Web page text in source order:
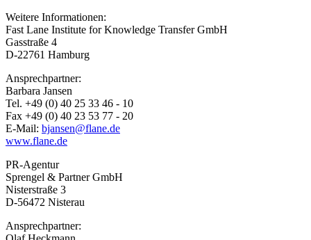
Weitere Informationen:
Fast Lane Institute for Knowledge Transfer GmbH
Gasstraße 4
D-22761 Hamburg
Ansprechpartner:
Barbara Jansen
Tel. +49 (0) 40 25 33 46 - 10
Fax +49 (0) 40 23 53 77 - 20
E-Mail: bjansen@flane.de
www.flane.de
PR-Agentur
Sprengel & Partner GmbH
Nisterstraße 3
D-56472 Nisterau
Ansprechpartner: